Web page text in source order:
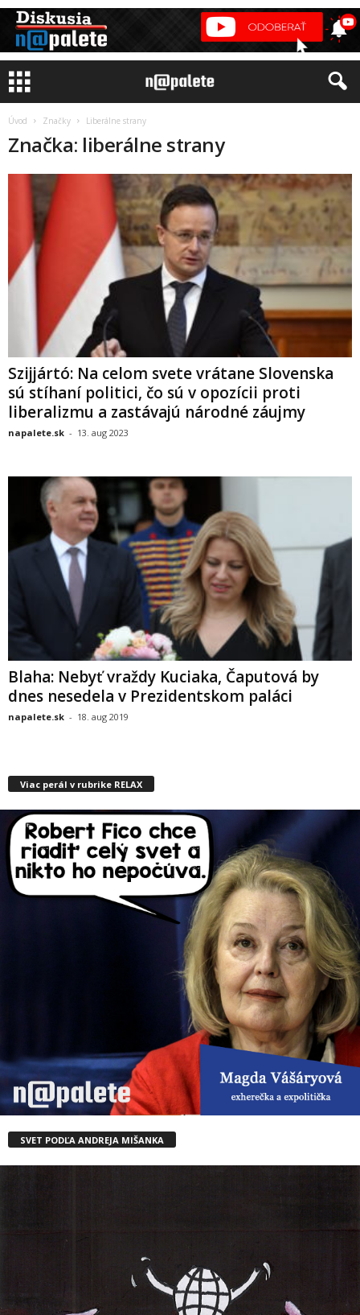
Úvod Značky Liberálne strany
Značka: liberálne strany
Szijjártó: Na celom svete vrátane Slovenska
sú stíhaní politici, čo sú v opozícii proti
liberalizmu a zastávajú národné záujmy
napalete.sk - 13. aug 2023
Blaha: Nebyť vraždy Kuciaka, Čaputová by
dnes nesedela v Prezidentskom paláci
napalete.sk - 18. aug 2019
Viac perál v rubrike RELAX
SVET PODĽA ANDREJA MIŠANKA